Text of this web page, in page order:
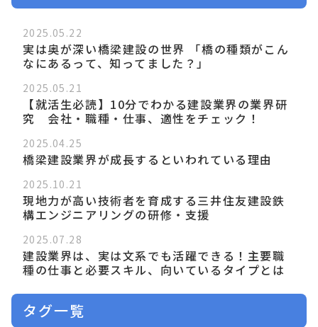
2025.05.22
実は奥が深い橋梁建設の世界 「橋の種類がこん
なにあるって、知ってました？」
2025.05.21
【就活生必読】10分でわかる建設業界の業界研
究 会社・職種・仕事、適性をチェック！
2025.04.25
橋梁建設業界が成長するといわれている理由
2025.10.21
現地力が高い技術者を育成する三井住友建設鉄
構エンジニアリングの研修・支援
2025.07.28
建設業界は、実は文系でも活躍できる！主要職
種の仕事と必要スキル、向いているタイプとは
タグ一覧